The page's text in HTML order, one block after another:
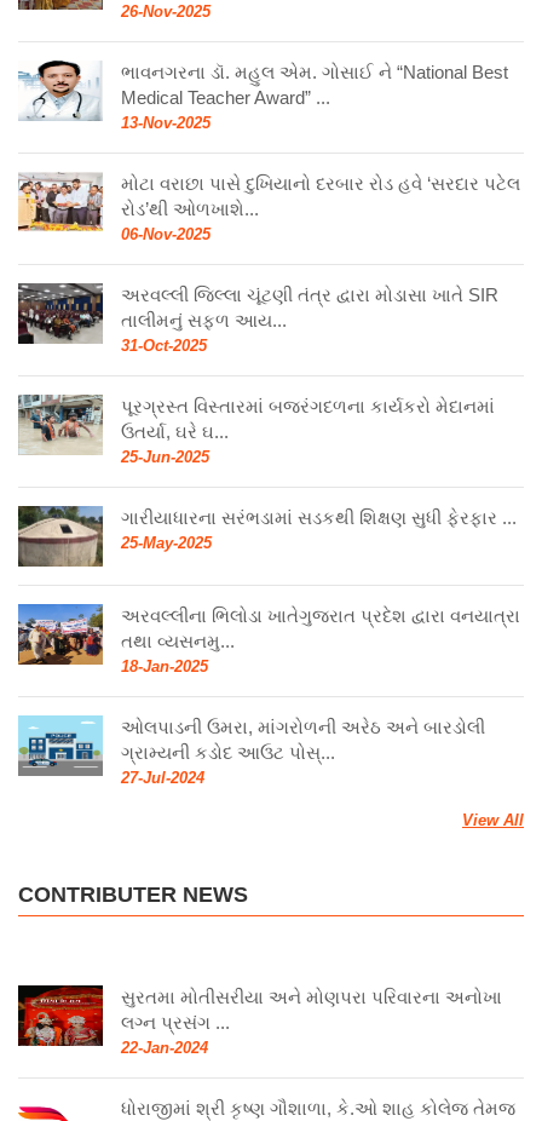
26-Nov-2025
ભાવનગરના ડૉ. મહુલ એમ. ગોસાઈ ને “National Best
Medical Teacher Award” ...
13-Nov-2025
મોટા વરાછા પાસે દુખિયાનો દરબાર રોડ હવે ‘સરદાર પટેલ
રોડ’થી ઓળખાશે...
06-Nov-2025
અરવલ્લી જિલ્લા ચૂંટણી તંત્ર દ્વારા મોડાસા ખાતે SIR
તાલીમનું સફળ આય...
31-Oct-2025
પૂરગ્રસ્ત વિસ્તારમાં બજરંગદળના કાર્યકરો મેદાનમાં
ઉતર્યા, ઘરે ઘ...
25-Jun-2025
ગારીયાધારના સરંભડામાં સડકથી શિક્ષણ સુધી ફેરફાર ...
25-May-2025
અરવલ્લીના ભિલોડા ખાતેગુજરાત પ્રદેશ દ્વારા વનયાત્રા
તથા વ્યસનમુ...
18-Jan-2025
ઓલપાડની ઉમરા, માંગરોળની અરેઠ અને બારડોલી
ગ્રામ્યની કડોદ આઉટ પોસ્...
27-Jul-2024
View All
CONTRIBUTER NEWS
સુરતમા મોતીસરીયા અને મોણપરા પરિવારના અનોખા
લગ્ન પ્રસંગ ...
22-Jan-2024
ધોરાજીમાં શ્રી કૃષ્ણ ગૌશાળા, કે.ઓ શાહ કોલેજ તેમજ